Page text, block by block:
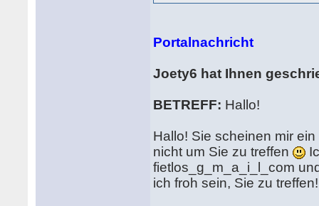
Portalnachricht
Joety6 hat Ihnen
BETREFF: Hallo!
Hallo! Sie scheinen mir
nicht um Sie zu treffen
fietlos_g_m_a_i_l_com
ich froh sein, Sie zu treffen!